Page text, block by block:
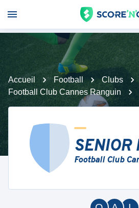
Accueil Football Clubs
Football Club Cannes Ranguin
SENIOR
Football Club